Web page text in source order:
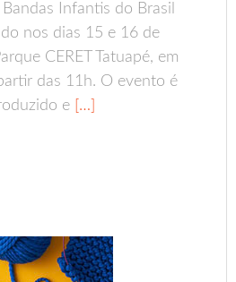
Infantis do Brasil
nos dias 15 e 16 de
CERET Tatuapé, em
das 11h. O evento é
e […]